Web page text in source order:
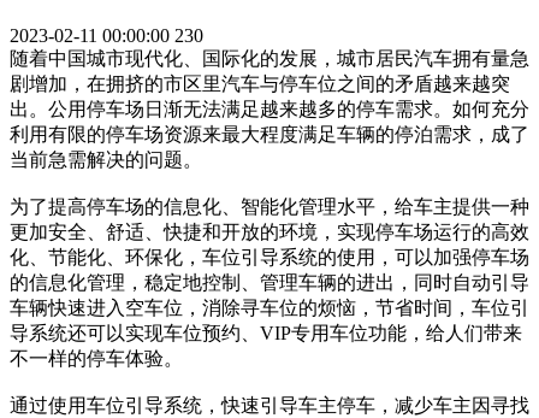
2023-02-11 00:00:00 230
随着中国城市现代化、国际化的发展，城市居民汽车拥有量急
剧增加，在拥挤的市区里汽车与停车位之间的矛盾越来越突
出。公用停车场日渐无法满足越来越多的停车需求。如何充分
利用有限的停车场资源来最大程度满足车辆的停泊需求，成了
当前急需解决的问题。
为了提高停车场的信息化、智能化管理水平，给车主提供一种
更加安全、舒适、快捷和开放的环境，实现停车场运行的高效
化、节能化、环保化，车位引导系统的使用，可以加强停车场
的信息化管理，稳定地控制、管理车辆的进出，同时自动引导
车辆快速进入空车位，消除寻车位的烦恼，节省时间，车位引
导系统还可以实现车位预约、VIP专用车位功能，给人们带来
不一样的停车体验。
通过使用车位引导系统，快速引导车主停车，减少车主因寻找